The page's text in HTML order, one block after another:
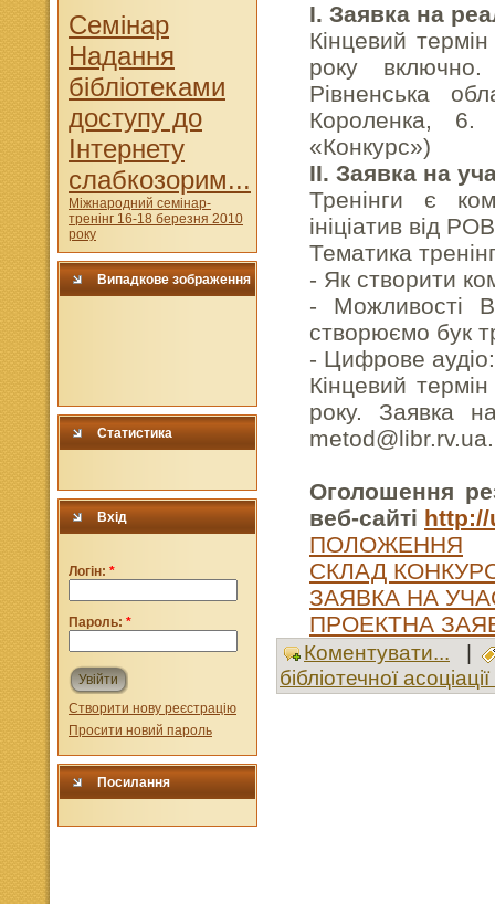
Cемінар
Надання
бібліотеками
доступу до
Інтернету
слабкозорим...
Міжнародний семінар-
тренінг 16-18 березня 2010
року
Випадкове зображення
Статистика
Вхід
Логін: *
Пароль: *
Увійти
Створити нову реєстрацію
Просити новий пароль
Посилання
І. Заявка на
Кінцевий
року
Рівненська
Короленка, 6.
«Конкурс»)
ІІ. Заявка на
Тренінги є
ініціатив від
Тематика
- Як створити
- Можливості
створюємо бук
- Цифрове
Кінцевий
року. Заявка
metod@libr.rv.ua.
Оголошення
веб-сайті http://
ПОЛОЖЕННЯ
СКЛАД
ЗАЯВКА НА
ПРОЕКТНА
Коментувати...
бібліотечної